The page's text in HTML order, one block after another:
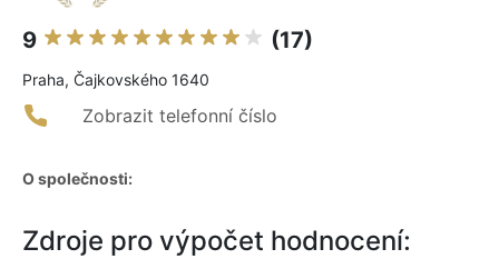
9 (17)
Praha, Čajkovského 1640
Zobrazit telefonní číslo
O společnosti:
Zdroje pro výpočet hodnocení: